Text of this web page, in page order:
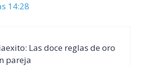
14:28
Las doce reglas de oro
pareja